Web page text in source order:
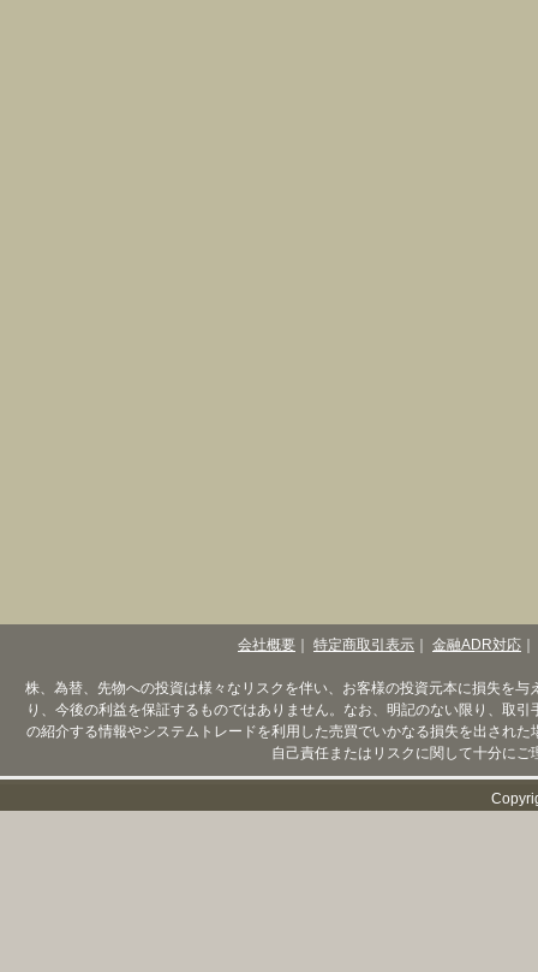
会社概要 特定商取引表示 金融ADR対応
株、為替、先物への投資は様々なリスクを伴い、お客様の投資元本に損失を
り、今後の利益を保証するものではありません。なお、明記のない限り、取
の紹介する情報やシステムトレードを利用した売買でいかなる損失を出され
自己責任またはリスクに関して十分に